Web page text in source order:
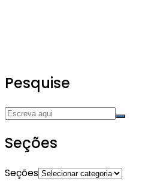
Pesquise
Seções
Seções